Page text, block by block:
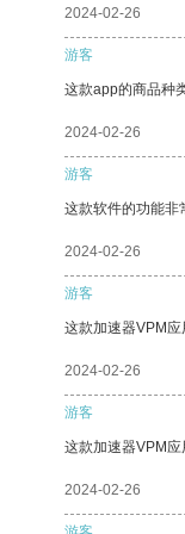
2024-02-26
游客
这款app的商品种
2024-02-26
游客
这款软件的功能非
2024-02-26
游客
这款加速器VPM应
2024-02-26
游客
这款加速器VPM
2024-02-26